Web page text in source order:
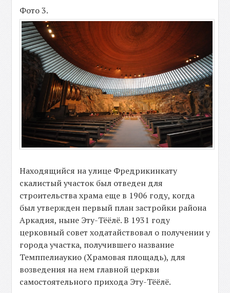
Фото 3.
Находящийся на улице Фредрикинкату
скалистый участок был отведен для
строительства храма еще в 1906 году, когда
был утвержден первый план застройки района
Аркадия, ныне Эту-Тёёлё. В 1931 году
церковный совет ходатайствовал о получении у
города участка, получившего название
Темппелиаукио (Храмовая площадь), для
возведения на нем главной церкви
самостоятельного прихода Эту-Тёёлё.